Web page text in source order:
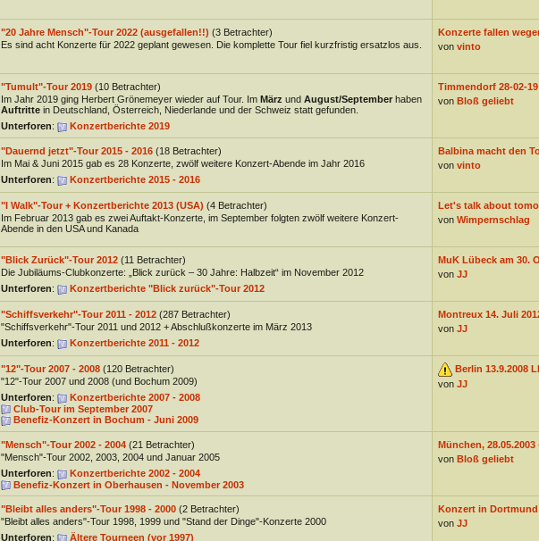
"20 Jahre Mensch"-Tour 2022 (ausgefallen!!) (3 Betrachter)
Es sind acht Konzerte für 2022 geplant gewesen. Die komplette Tour fiel kurzfristig ersatzlos aus.
Konzerte fallen
von vinto
"Tumult"-Tour 2019 (10 Betrachter)
Im Jahr 2019 ging Herbert Grönemeyer wieder auf Tour. Im März und August/Septemberhaben
Auftrittein Deutschland, Österreich, Niederlande und der Schweiz statt gefunden.
Unterforen: Konzertberichte 2019
Timmendorf 28-02-
von Bloß geliebt
"Dauernd jetzt"-Tour 2015 - 2016 (18 Betrachter)
Im Mai & Juni 2015 gab es 28 Konzerte, zwölf weitere Konzert-Abende im Jahr 2016
Unterforen: Konzertberichte 2015 - 2016
Balbina macht den
von vinto
"I Walk"-Tour + Konzertberichte 2013 (USA) (4 Betrachter)
Im Februar 2013 gab es zwei Auftakt-Konzerte, im September folgten zwölf weitere Konzert-
Abende in den USA und Kanada
Let's talk about
von Wimpernschlag
"Blick Zurück"-Tour 2012 (11 Betrachter)
Die Jubiläums-Clubkonzerte: „Blick zurück – 30 Jahre: Halbzeit“ im November 2012
Unterforen: Konzertberichte "Blick zurück"-Tour 2012
MuK Lübeck am 30.
von JJ
"Schiffsverkehr"-Tour 2011 - 2012 (287 Betrachter)
"Schiffsverkehr"-Tour 2011 und 2012 + Abschlußkonzerte im März 2013
Unterforen: Konzertberichte 2011 - 2012
Montreux 14. Juli
von JJ
"12"-Tour 2007 - 2008 (120 Betrachter)
"12"-Tour 2007 und 2008 (und Bochum 2009)
Unterforen:
Konzertberichte 2007 - 2008
Club-Tour im September 2007
Benefiz-Konzert in Bochum - Juni 2009
Berlin 13.9.2008
von JJ
"Mensch"-Tour 2002 - 2004 (21 Betrachter)
"Mensch"-Tour 2002, 2003, 2004 und Januar 2005
Unterforen:
Konzertberichte 2002 - 2004
Benefiz-Konzert in Oberhausen - November 2003
München,
von Bloß geliebt
"Bleibt alles anders"-Tour 1998 - 2000 (2 Betrachter)
"Bleibt alles anders"-Tour 1998, 1999 und "Stand der Dinge"-Konzerte 2000
Unterforen: Ältere Tourneen (vor 1997)
Konzert in
von JJ